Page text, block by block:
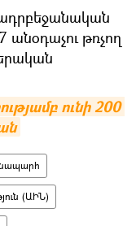
ադրբեջանական
անօդաչու թռչող
ունի 200
(ԱԻՆ)